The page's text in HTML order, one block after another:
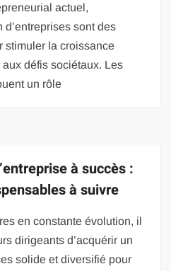
actuel,
d’entreprises sont des
stimuler la croissance
défis sociétaux. Les
un rôle
à succès :
à suivre
en constante évolution, il
dirigeants d’acquérir un
solide et diversifié pour